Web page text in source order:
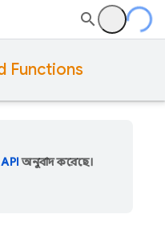
Functions
অনুবাদ করেছে।